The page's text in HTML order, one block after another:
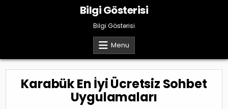
Bilgi Gösterisi
Bilgi Gösterisi
Menu
Karabük En İyi Ücretsiz Sohbet
Uygulamaları